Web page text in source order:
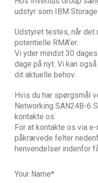
udstyr som IBM
Udstyret testes, når
potentielle RMA’er.
Vi yder mindst 30
dage på nyt. Vi kan
dit aktuelle behov.
Hvis du har spørgsmål
Networking SAN24B-6
kontakte os.
For at kontakte os via
påkrævede felter
henvendelser indenfor
Your Name*